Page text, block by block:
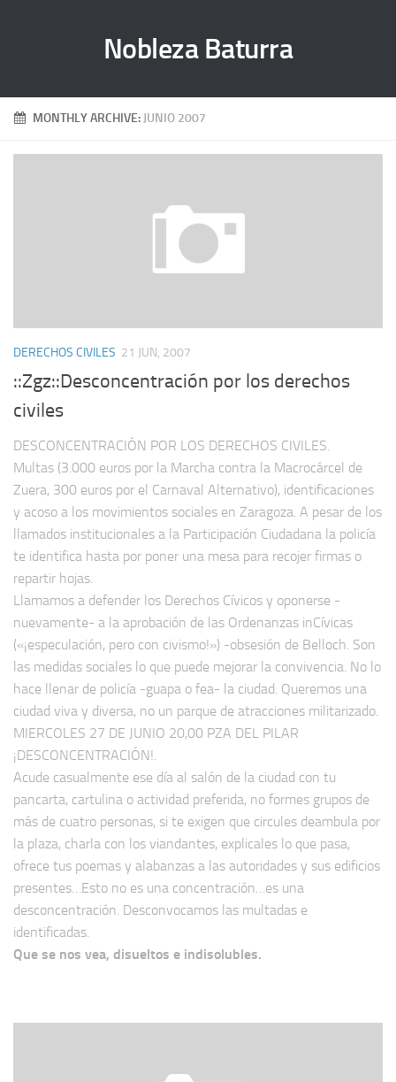
Nobleza Baturra
MONTHLY ARCHIVE: JUNIO 2007
DERECHOS CIVILES 21 JUN, 2007
::Zgz::Desconcentración por los derechos
civiles
DESCONCENTRACIÓN POR LOS DERECHOS CIVILES.
Multas (3.000 euros por la Marcha contra la Macrocárcel de
Zuera, 300 euros por el Carnaval Alternativo), identificaciones
y acoso a los movimientos sociales en Zaragoza. A pesar de los
llamados institucionales a la Participación Ciudadana la policía
te identifica hasta por poner una mesa para recojer firmas o
repartir hojas.
Llamamos a defender los Derechos Cívicos y oponerse -
nuevamente- a la aprobación de las Ordenanzas inCívicas
(«¡especulación, pero con civismo!») -obsesión de Belloch. Son
las medidas sociales lo que puede mejorar la convivencia. No lo
hace llenar de policía -guapa o fea- la ciudad. Queremos una
ciudad viva y diversa, no un parque de atracciones militarizado.
MIERCOLES 27 DE JUNIO 20,00 PZA DEL PILAR
¡DESCONCENTRACIÓN!.
Acude casualmente ese día al salón de la ciudad con tu
pancarta, cartulina o actividad preferida, no formes grupos de
más de cuatro personas, si te exigen que circules deambula por
la plaza, charla con los viandantes, explicales lo que pasa,
ofrece tus poemas y alabanzas a las autoridades y sus edificios
presentes…Esto no es una concentración…es una
desconcentración. Desconvocamos las multadas e
identificadas.
Que se nos vea, disueltos e indisolubles.